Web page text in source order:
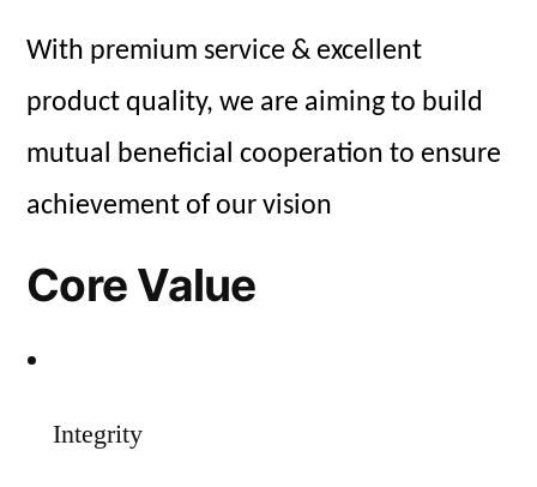
With premium service & excellent
product quality, we are aiming to build
mutual beneficial cooperation to ensure
achievement of our vision
Core Value
Integrity